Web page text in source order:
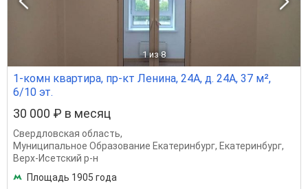
1 из 8
1-комн квартира, пр-кт Ленина, 24А, д. 24А, 37 м²,
6/10 эт.
30 000 ₽ в месяц
Свердловская область,
Муниципальное Образование Екатеринбург, Екатеринбург,
Верх-Исетский р-н
Площадь 1905 года